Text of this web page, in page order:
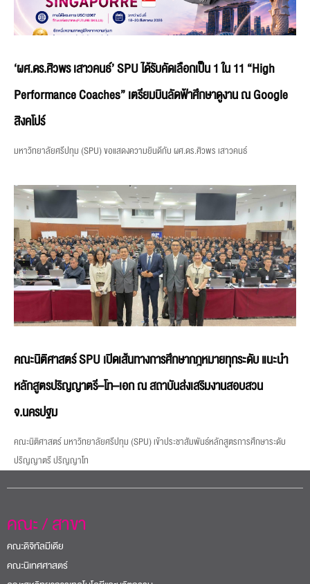
‘ผศ.ดร.ศิวพร เสาวคนธ์’ SPU ได้รับคัดเลือกเป็น 1 ใน 11 “High
Performance Coaches” เตรียมบินลัดฟ้าศึกษาดูงาน ณ Google
สิงคโปร์
มหาวิทยาลัยศรีปทุม (SPU) ขอแสดงความยินดีกับ ผศ.ดร.ศิวพร เสาวคนธ์
คณะนิติศาสตร์ SPU เปิดเส้นทางการศึกษากฎหมายทุกระดับ แนะนำ
หลักสูตรปริญญาตรี–โท–เอก ณ สถาบันส่งเสริมงานสอบสวน
จ.นครปฐม
คณะนิติศาสตร์ มหาวิทยาลัยศรีปทุม (SPU) เข้าประชาสัมพันธ์หลักสูตรการศึกษาระดับ
ปริญญาตรี ปริญญาโท
คณะ / สาขา
คณะดิจิทัลมีเดีย
คณะนิเทศศาสตร์